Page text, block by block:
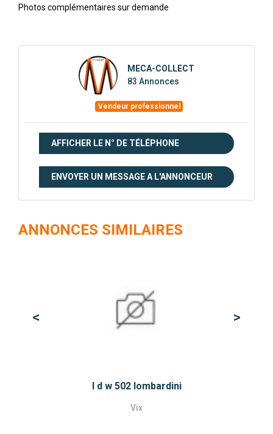
Photos complémentaires sur demande
MECA-COLLECT
83 Annonces
Vendeur professionnel
AFFICHER LE N° DE TÉLÉPHONE
ENVOYER UN MESSAGE A L'ANNONCEUR
ANNONCES SIMILAIRES
l d w 502 lombardini
Vix
<Previous >Next